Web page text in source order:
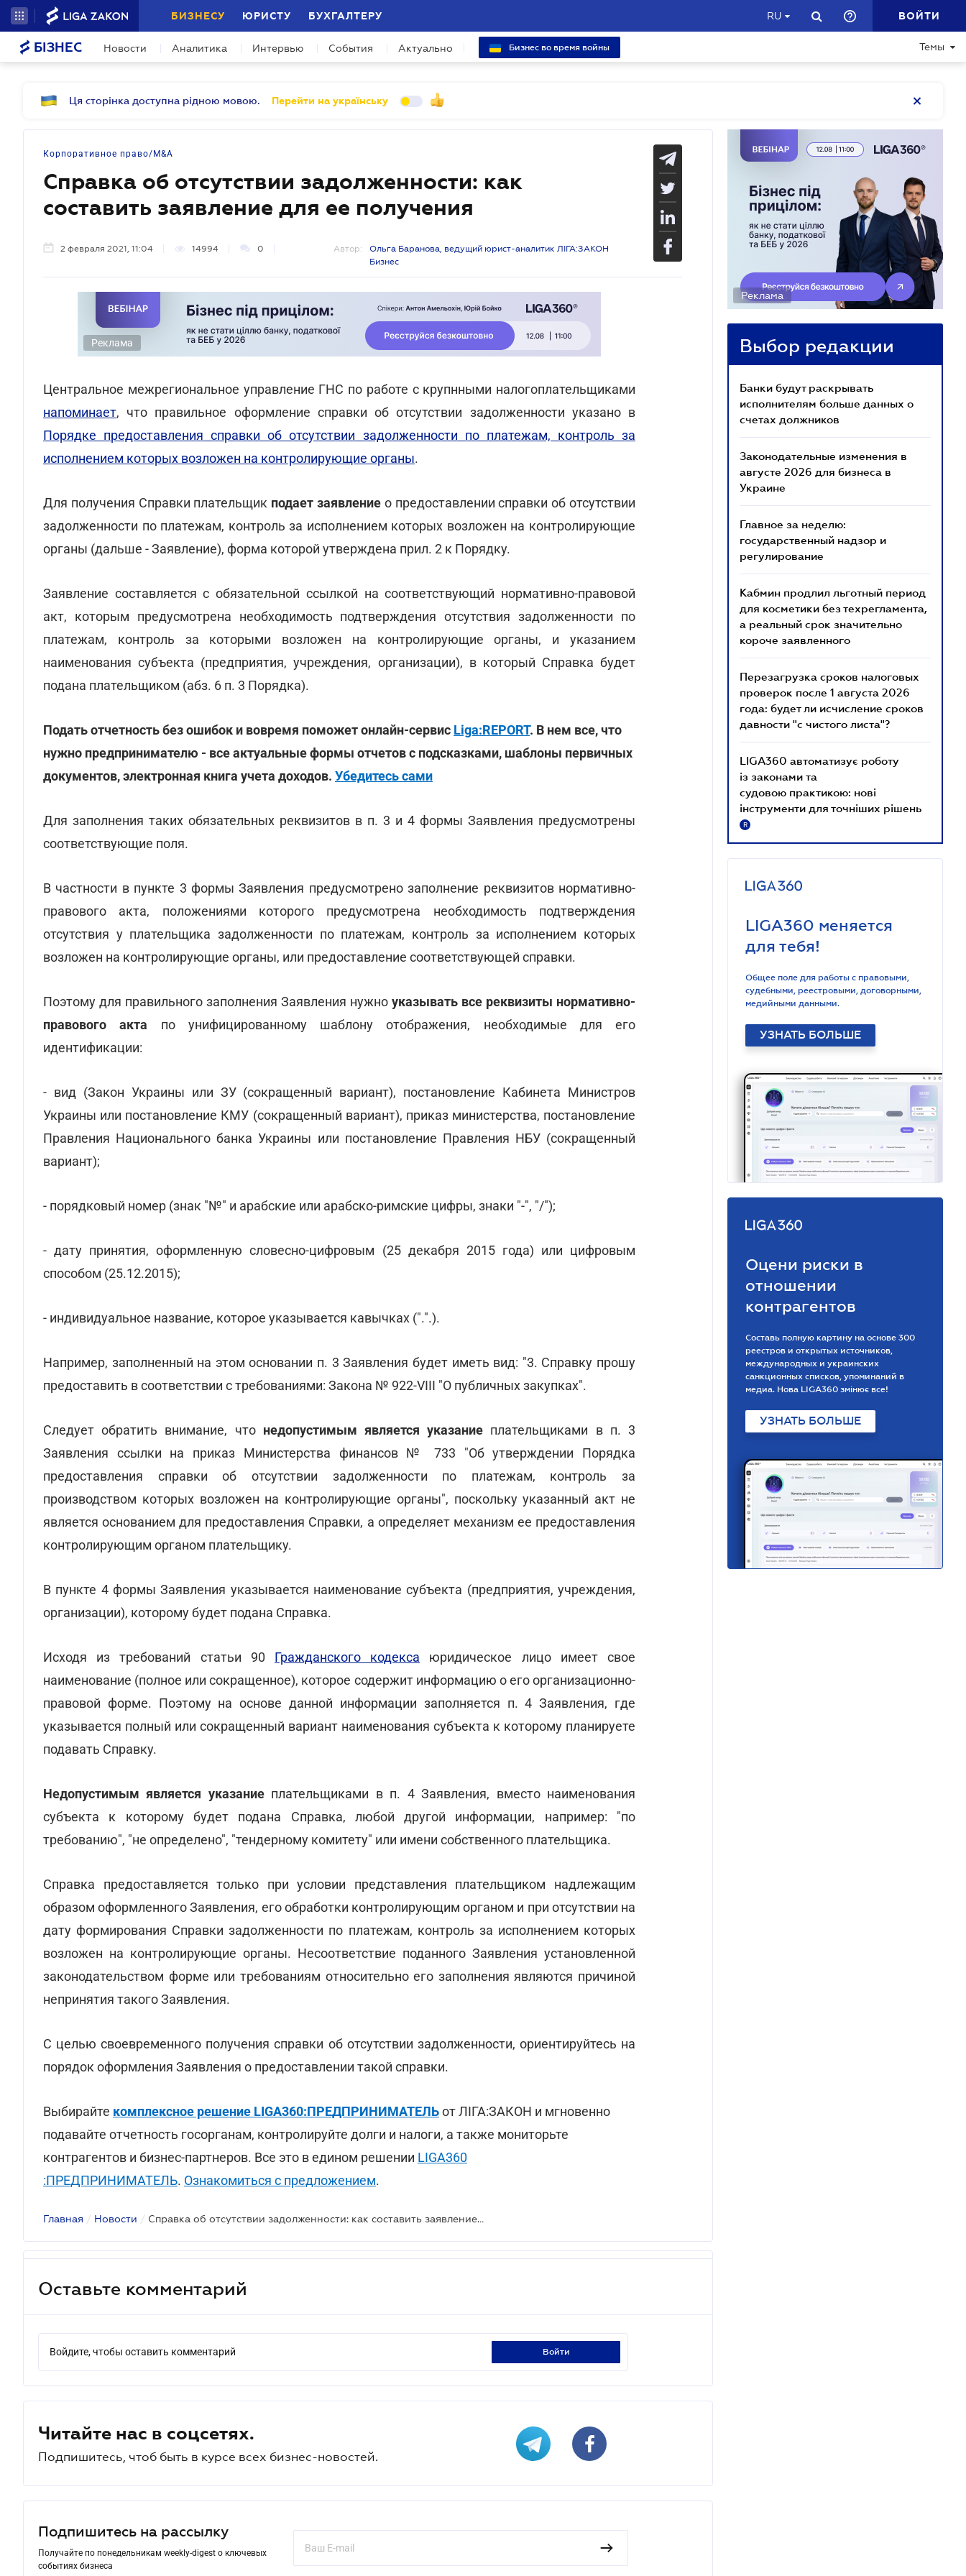
БИЗНЕСУ ЮРИСТУ БУХГАЛТЕРУ RU ВОЙТИ
БІЗНЕС Новости Аналитика Интервью События Актуально Бизнес во время войны Темы
Ця сторінка доступна рідною мовою. Перейти на українську
Корпоративное право/M&A
Справка об отсутствии задолженности: как
составить заявление для ее получения
2 февраля 2021, 11:04 14994 0 Автор:
Ольга Баранова, ведущий юрист-аналитик ЛІГА:ЗАКОН
Бизнес
Реклама
Центральное межрегиональное управление ГНС по работе с крупнными налогоплательщиками
напоминает, что правильное оформление справки об отсутствии задолженности указано в
Порядке предоставления справки об отсутствии задолженности по платежам, контроль за
исполнением которых возложен на контролирующие органы.
Для получения Справки плательщик подает заявление о предоставлении справки об отсутствии
задолженности по платежам, контроль за исполнением которых возложен на контролирующие
органы (дальше - Заявление), форма которой утверждена прил. 2 к Порядку.
Заявление составляется с обязательной ссылкой на соответствующий нормативно-правовой
акт, которым предусмотрена необходимость подтверждения отсутствия задолженности по
платежам, контроль за которыми возложен на контролирующие органы, и указанием
наименования субъекта (предприятия, учреждения, организации), в который Справка будет
подана плательщиком (абз. 6 п. 3 Порядка).
Подать отчетность без ошибок и вовремя поможет онлайн-сервис Liga:REPORT. В нем все, что
нужно предпринимателю - все актуальные формы отчетов с подсказками, шаблоны первичных
документов, электронная книга учета доходов. Убедитесь сами
Для заполнения таких обязательных реквизитов в п. 3 и 4 формы Заявления предусмотрены
соответствующие поля.
В частности в пункте 3 формы Заявления предусмотрено заполнение реквизитов нормативно-
правового акта, положениями которого предусмотрена необходимость подтверждения
отсутствия у плательщика задолженности по платежам, контроль за исполнением которых
возложен на контролирующие органы, или предоставление соответствующей справки.
Поэтому для правильного заполнения Заявления нужно указывать все реквизиты нормативно-
правового акта по унифицированному шаблону отображения, необходимые для его
идентификации:
- вид (Закон Украины или ЗУ (сокращенный вариант), постановление Кабинета Министров
Украины или постановление КМУ (сокращенный вариант), приказ министерства, постановление
Правления Национального банка Украины или постановление Правления НБУ (сокращенный
вариант);
- порядковый номер (знак "№" и арабские или арабско-римские цифры, знаки "-", "/");
- дату принятия, оформленную словесно-цифровым (25 декабря 2015 года) или цифровым
способом (25.12.2015);
- индивидуальное название, которое указывается кавычках (".".).
Например, заполненный на этом основании п. 3 Заявления будет иметь вид: "3. Справку прошу
предоставить в соответствии с требованиями: Закона № 922-VIII "О публичных закупках".
Следует обратить внимание, чтонедопустимым является указание плательщиками в п. 3
Заявления ссылки на приказ Министерства финансов № 733 "Об утверждении Порядка
предоставления справки об отсутствии задолженности по платежам, контроль за
производством которых возложен на контролирующие органы", поскольку указанный акт не
является основанием для предоставления Справки, а определяет механизм ее предоставления
контролирующим органом плательщику.
В пункте 4 формы Заявления указывается наименование субъекта (предприятия, учреждения,
организации), которому будет подана Справка.
Исходя из требований статьи 90 Гражданского кодекса юридическое лицо имеет свое
наименование (полное или сокращенное), которое содержит информацию о его организационно-
правовой форме. Поэтому на основе данной информации заполняется п. 4 Заявления, где
указывается полный или сокращенный вариант наименования субъекта к которому планируете
подавать Справку.
Недопустимым является указаниеплательщиками в п. 4 Заявления, вместо наименования
субъекта к которому будет подана Справка, любой другой информации, например: "по
требованию", "не определено", "тендерному комитету" или имени собственного плательщика.
Справка предоставляется только при условии представления плательщиком надлежащим
образом оформленного Заявления, его обработки контролирующим органом и при отсутствии на
дату формирования Справки задолженности по платежам, контроль за исполнением которых
возложен на контролирующие органы. Несоответствие поданного Заявления установленной
законодательством форме или требованиям относительно его заполнения являются причиной
непринятия такого Заявления.
С целью своевременного получения справки об отсутствии задолженности, ориентируйтесь на
порядок оформления Заявления о предоставлении такой справки.
Выбирайте комплексное решение LIGA360:ПРЕДПРИНИМАТЕЛЬот ЛІГА:ЗАКОН и мгновенно
подавайте отчетность госорганам, контролируйте долги и налоги, а также мониторьте
контрагентов и бизнес-партнеров. Все это в едином решении LIGA360
:ПРЕДПРИНИМАТЕЛЬ. Ознакомиться с предложением.
Главная / Новости / Справка об отсутствии задолженности: как составить заявление для ее получения
Оставьте комментарий
Войдите, чтобы оставить комментарий войти
Читайте нас в соцсетях.
Подпишитесь, чтоб быть в курсе всех бизнес-новостей.
Подпишитесь на рассылку
Получайте по понедельникам weekly-digest о ключевых
событиях бизнеса
Реклама
Выбор редакции
Банки будут раскрывать
исполнителям больше данных о
счетах должников
Законодательные изменения в
августе 2026 для бизнеса в
Украине
Главное за неделю:
государственный надзор и
регулирование
Кабмин продлил льготный период
для косметики без техрегламента,
а реальный срок значительно
короче заявленного
Перезагрузка сроков налоговых
проверок после 1 августа 2026
года: будет ли исчисление сроков
давности "с чистого листа"?
LIGA360 автоматизує роботу
із законами та
судовою практикою: нові
інструменти для точніших рішень
R
LIGA360 меняется
для тебя!
Общее поле для работы с правовыми,
судебными, реестровыми, договорными,
медийными данными.
УЗНАТЬ БОЛЬШЕ
Оцени риски в
отношении
контрагентов
Составь полную картину на основе 300
реестров и открытых источников,
международных и украинских
санкционных списков, упоминаний в
медиа. Нова LIGA360 змінює все!
УЗНАТЬ БОЛЬШЕ